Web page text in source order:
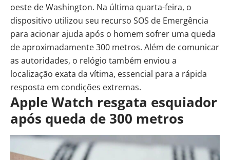
oeste de Washington. Na última quarta-feira, o
dispositivo utilizou seu recurso SOS de Emergência
para acionar ajuda após o homem sofrer uma queda
de aproximadamente 300 metros. Além de comunicar
as autoridades, o relógio também enviou a
localização exata da vítima, essencial para a rápida
resposta em condições extremas.
Apple Watch resgata esquiador
após queda de 300 metros